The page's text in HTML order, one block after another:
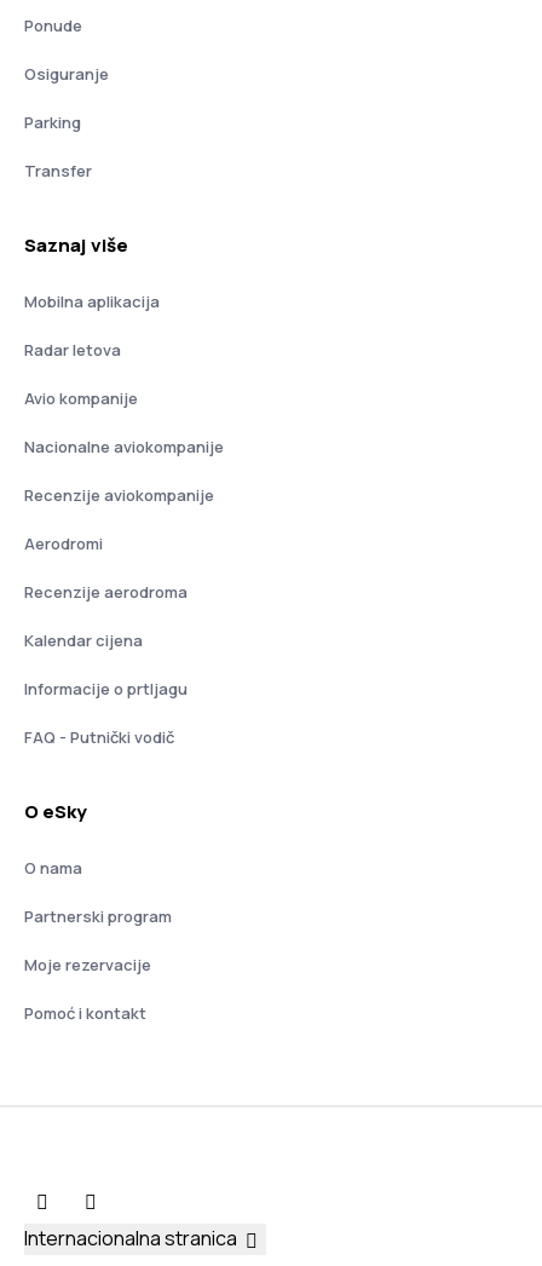
Ponude
Osiguranje
Parking
Transfer
Saznaj više
Mobilna aplikacija
Radar letova
Avio kompanije
Nacionalne aviokompanije
Recenzije aviokompanije
Aerodromi
Recenzije aerodroma
Kalendar cijena
Informacije o prtljagu
FAQ - Putnički vodič
O eSky
O nama
Partnerski program
Moje rezervacije
Pomoć i kontakt
Internacionalna stranica